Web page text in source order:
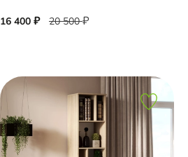
16 400 20 500